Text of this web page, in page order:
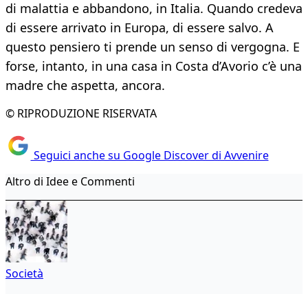
di malattia e abbandono, in Italia. Quando credeva
di essere arrivato in Europa, di essere salvo. A
questo pensiero ti prende un senso di vergogna. E
forse, intanto, in una casa in Costa d’Avorio c’è una
madre che aspetta, ancora.
© RIPRODUZIONE RISERVATA
Seguici anche su Google Discover di Avvenire
Altro di Idee e Commenti
Società